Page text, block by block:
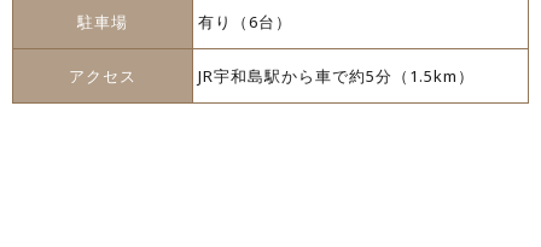
駐車場 有り（6台）
アクセス JR宇和島駅から車で約5分（1.5km）